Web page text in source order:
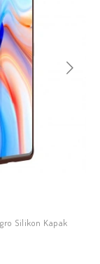
Silikon Kapak